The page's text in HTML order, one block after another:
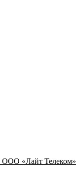
ООО «Лайт Телеком»